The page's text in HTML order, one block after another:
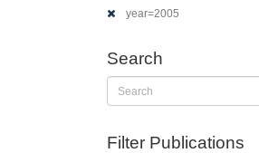
year=2005
Search
Filter Publications